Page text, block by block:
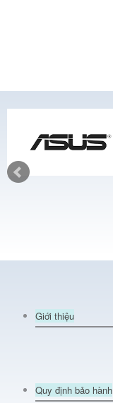
Giới thiệu
Quy định bảo hành